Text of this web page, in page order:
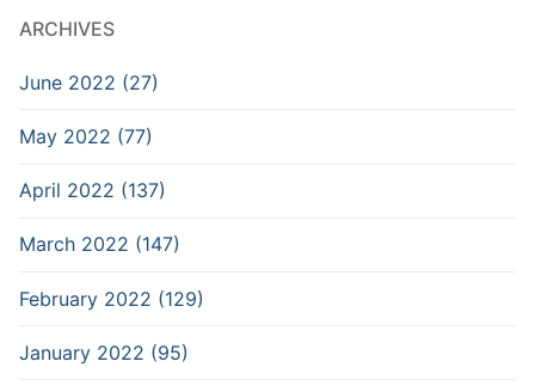
ARCHIVES
June 2022 (27)
May 2022 (77)
April 2022 (137)
March 2022 (147)
February 2022 (129)
January 2022 (95)